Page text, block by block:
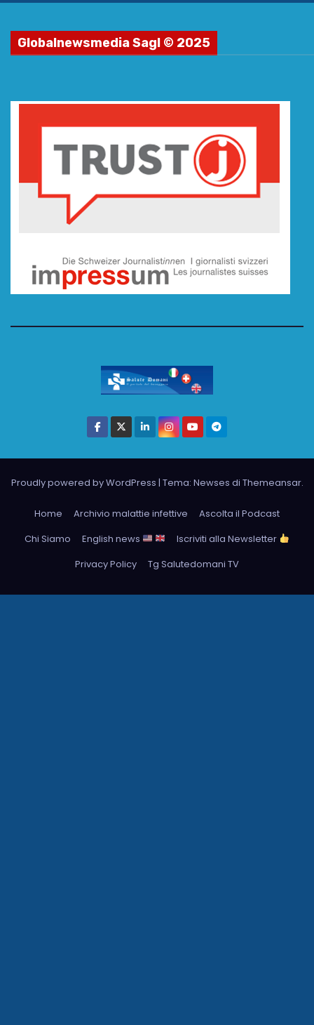
Globalnewsmedia Sagl © 2025
Proudly powered by WordPress | Tema: Newses di Themeansar.
Home Archivio malattie infettive
Ascolta il Podcast
Chi Siamo
English news
Iscriviti alla Newsletter
Privacy Policy
Tg Salutedomani TV